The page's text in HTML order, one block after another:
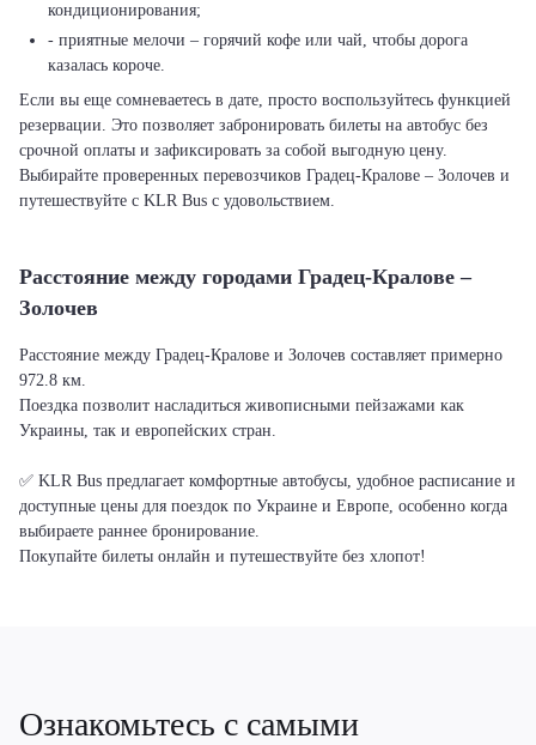
кондиционирования;
- приятные мелочи – горячий кофе или чай, чтобы дорога
казалась короче.
Если вы еще сомневаетесь в дате, просто воспользуйтесь функцией
резервации. Это позволяет забронировать билеты на автобус без
срочной оплаты и зафиксировать за собой выгодную цену.
Выбирайте проверенных перевозчиков Градец-Кралове – Золочев и
путешествуйте с KLR Bus с удовольствием.
Расстояние между городами Градец-Кралове –
Золочев
Расстояние между Градец-Кралове и Золочев составляет примерно
972.8 км.
Поездка позволит насладиться живописными пейзажами как
Украины, так и европейских стран.
✅ KLR Bus предлагает комфортные автобусы, удобное расписание и
доступные цены для поездок по Украине и Европе, особенно когда
выбираете раннее бронирование.
Покупайте билеты онлайн и путешествуйте без хлопот!
Ознакомьтесь с самыми